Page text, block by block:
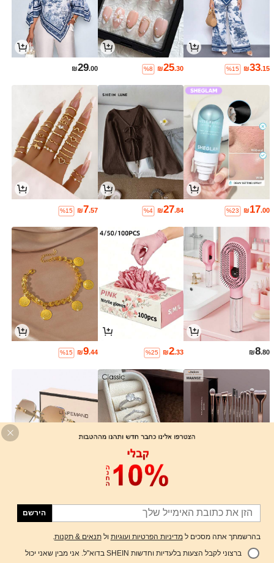
₪33.15
%15
₪25.30
%8
₪29.00
₪17.00
%23
₪27.84
%4
₪7.57
%15
₪8.80
₪2.33
%25
₪9.44
%15
הירשם
בהרשמתך אתה מסכים למדיניות הפרטיות ועוגיות ולתנאים & תקנות.
ברצוני לקבל הצעות בלעדיות וחדשות SHEIN בדוא"ל. אני מבין שאני יכול